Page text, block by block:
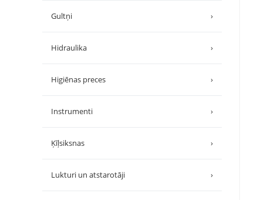
Gultņi ›
Hidraulika ›
Higiēnas preces ›
Instrumenti ›
Ķīļsiksnas ›
Lukturi un atstarotāji ›